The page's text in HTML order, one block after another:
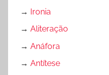
→ Ironia
→ Aliteração
→ Anáfora
→ Antítese